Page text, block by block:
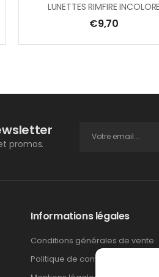
LUNETTES RIMFIRE INCOLORE
€9,70
promos.
Informations légales
Conditions générales de vente
Politique de confidentialité